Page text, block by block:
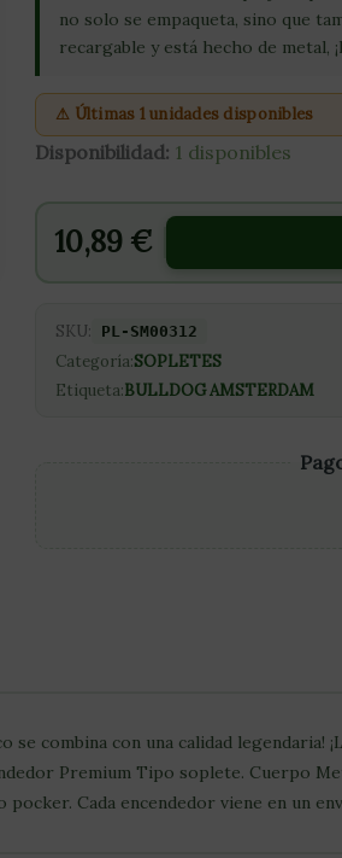
no solo se empaqueta, sino que
recargable y está hecho de metal,
⚠ Últimas 1 unidades disponibles
Disponibilidad: 1 disponibles
10,89 €
SKU: PL-SM00312
Categoría:SOPLETES
Etiqueta:BULLDOG AMSTERDAM
combina con una calidad
Premium Tipo soplete. Cuerpo
Cada encendedor viene en un